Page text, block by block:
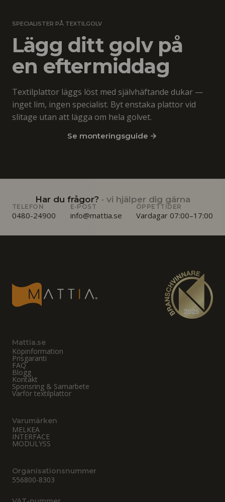
SPECIALISTER PÅ TEXTILGOLV
Lägg ditt golv på
en eftermiddag
Textilplattor läggs löst med självhäftande dukar —
inget lim, ingen specialist. Byt enstaka plattor vid
slitage utan att lägga om hela golvet.
Se monteringsguide
Har du frågor? · vi hjälper dig gärna
TELEFON
0480-24900
E-POST
info@mattia.se
ÖPPETTIDER
Vardagar 07:00–17:00
Mattia.se
Köpinformation
Prisgaranti
FAQ
Blogg
Kontakt
Sponsring & Samarbete
Varför textilplattor
Varumärken
MELKEA
INTERFACE
MODULYSS
Organisationsnummer
556800-8303